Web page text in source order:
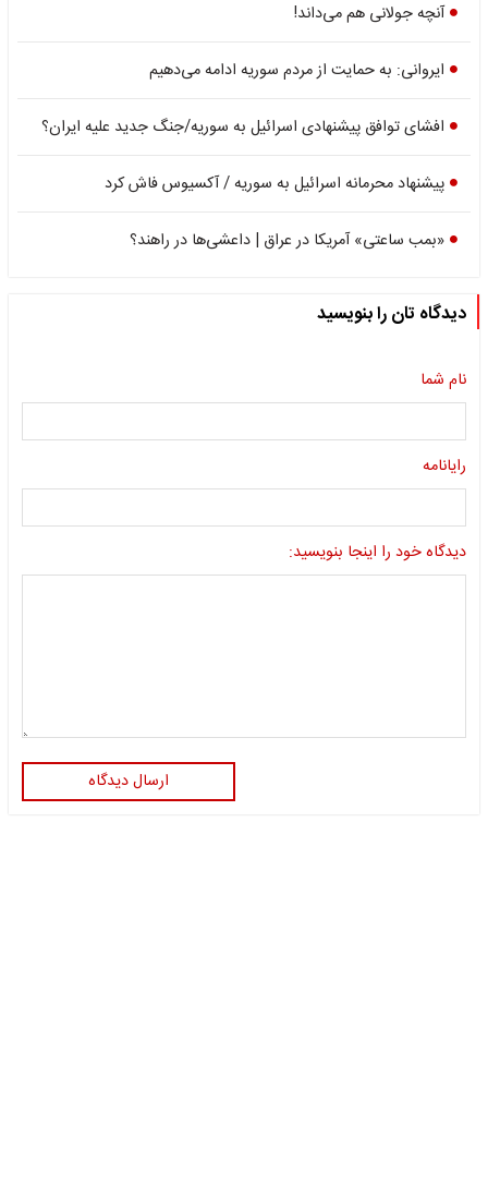
آنچه جولانی هم می‌داند!
ایروانی: به حمایت از مردم سوریه ادامه می‌دهیم
افشای توافق پیشنهادی اسرائیل به سوریه/جنگ جدید علیه ایران؟
پیشنهاد محرمانه اسرائیل به سوریه / آکسیوس فاش کرد
«بمب ساعتی» آمریکا در عراق | داعشی‌ها در راهند؟
دیدگاه تان را بنویسید
نام شما
رایانامه
دیدگاه خود را اینجا بنویسید:
ارسال دیدگاه